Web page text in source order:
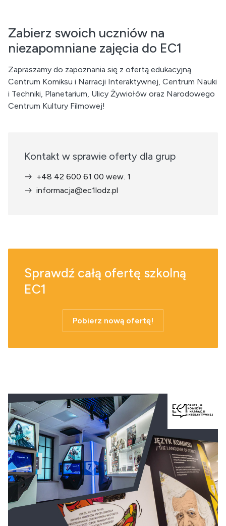
Zabierz swoich uczniów na
niezapomniane zajęcia do EC1
Zapraszamy do zapoznania się z ofertą edukacyjną
Centrum Komiksu i Narracji Interaktywnej, Centrum Nauki
i Techniki, Planetarium, Ulicy Żywiołów oraz Narodowego
Centrum Kultury Filmowej!
Kontakt w sprawie oferty dla grup
+48 42 600 61 00 wew. 1
informacja@ec1lodz.pl
Sprawdź całą ofertę szkolną
EC1
Pobierz nową ofertę!